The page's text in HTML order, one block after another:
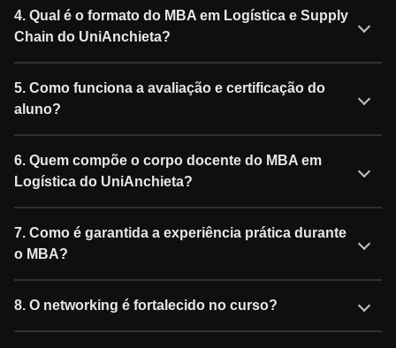
4. Qual é o formato do MBA em Logística e Supply
Chain do UniAnchieta?
5. Como funciona a avaliação e certificação do
aluno?
6. Quem compõe o corpo docente do MBA em
Logística do UniAnchieta?
7. Como é garantida a experiência prática durante
o MBA?
8. O networking é fortalecido no curso?